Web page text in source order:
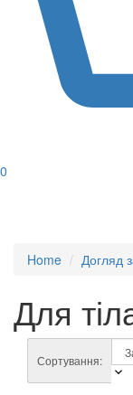
0
Home Догляд
Для
Сортування: